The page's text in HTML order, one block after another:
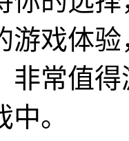
游戏体
非常值
。